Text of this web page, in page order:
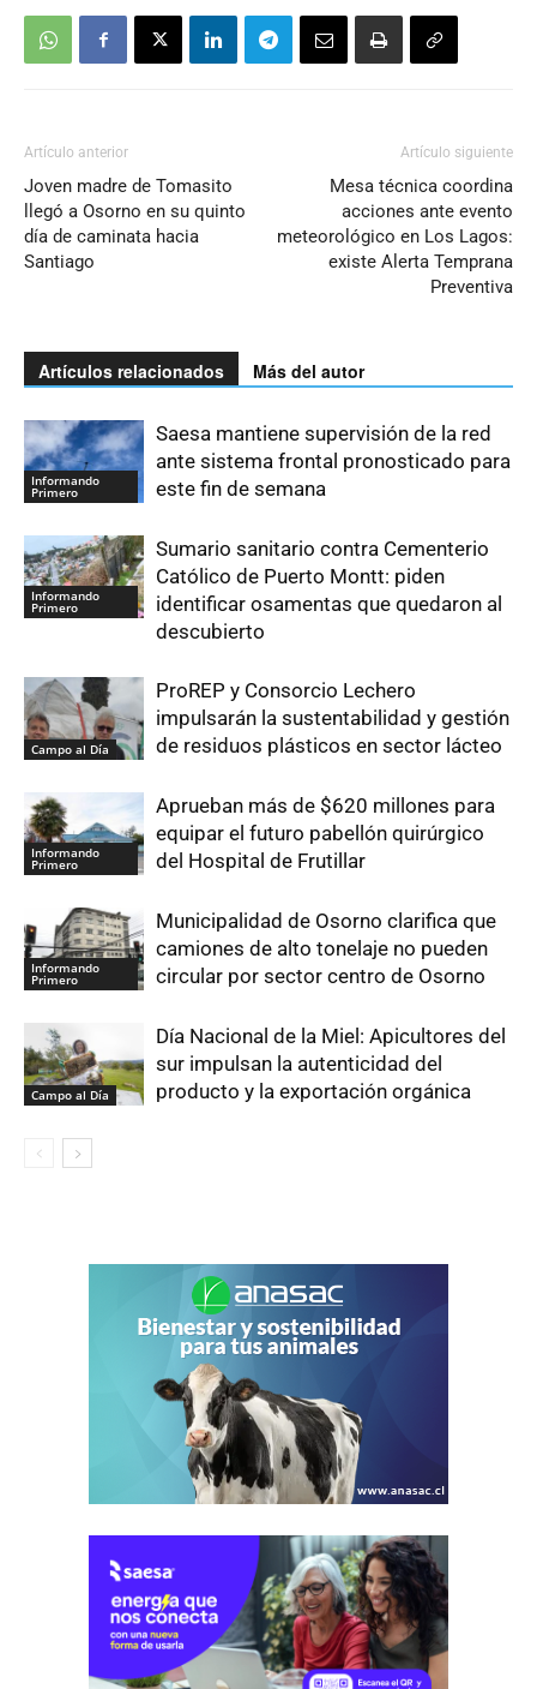
Artículo anterior
Joven madre de Tomasito
llegó a Osorno en su quinto
día de caminata hacia
Santiago
Artículo siguiente
Mesa técnica coordina
acciones ante evento
meteorológico en Los Lagos:
existe Alerta Temprana
Preventiva
Artículos relacionados Más del autor
Informando
Primero
Saesa mantiene supervisión de la red
ante sistema frontal pronosticado para
este fin de semana
Informando
Primero
Sumario sanitario contra Cementerio
Católico de Puerto Montt: piden
identificar osamentas que quedaron al
descubierto
Campo al Día
ProREP y Consorcio Lechero
impulsarán la sustentabilidad y gestión
de residuos plásticos en sector lácteo
Informando
Primero
Aprueban más de $620 millones para
equipar el futuro pabellón quirúrgico
del Hospital de Frutillar
Informando
Primero
Municipalidad de Osorno clarifica que
camiones de alto tonelaje no pueden
circular por sector centro de Osorno
Campo al Día
Día Nacional de la Miel: Apicultores del
sur impulsan la autenticidad del
producto y la exportación orgánica